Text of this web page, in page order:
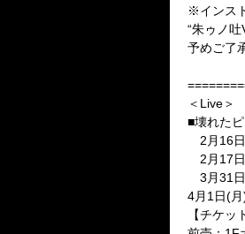
※インス
“朱ゥノ
予めご了
＜Live＞
■壊れた
2月16日
2月17日
3月31日
4月1日(
【チケッ